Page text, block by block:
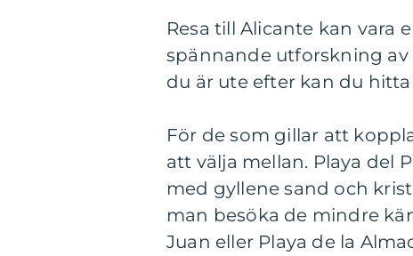
Resa till Alicante kan vara
spännande utforskning av
du är ute efter kan du
För de som gillar att
att välja mellan. Playa del
med gyllene sand och
man besöka de mindre
Juan eller Playa de la